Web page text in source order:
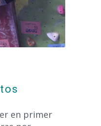
en primer